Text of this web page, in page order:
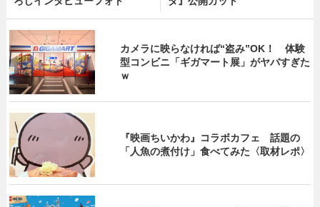
カメラに映らなければ“盗み”OK！ 体験
型コンビニ「ギガマート展」がヤバすぎた
ｗ
『映画ちいかわ』コラボカフェ 話題の
「人魚の煮付け」食べてみた〈取材レポ〉